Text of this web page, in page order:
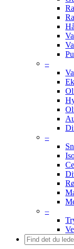
–
–
–